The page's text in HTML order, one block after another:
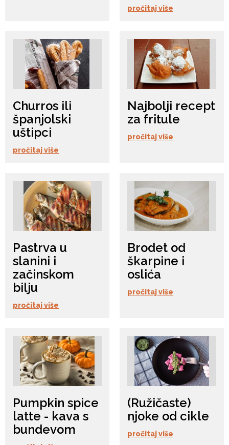
pročitaj više
Churros ili
španjolski
uštipci
pročitaj više
Najbolji recept
za fritule
pročitaj više
Pastrva u
slanini i
začinskom
bilju
pročitaj više
Brodet od
škarpine i
oslića
pročitaj više
Pumpkin spice
latte - kava s
bundevom
(Ružičaste)
njoke od cikle
pročitaj više